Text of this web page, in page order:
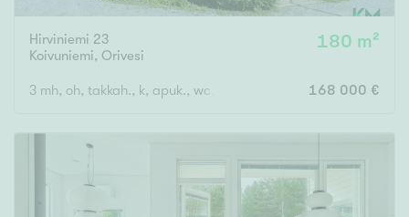
Hirviniemi 23
Koivuniemi, Orivesi
180 m²
3 mh, oh, takkah., k, apuk., wc, kph, s, eteinen x 2, kuisti
168 000 €